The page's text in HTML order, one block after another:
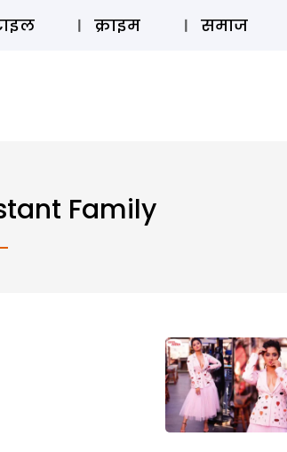
ऑडियो स्टोरी लॉग
क्राइम समाज
Family